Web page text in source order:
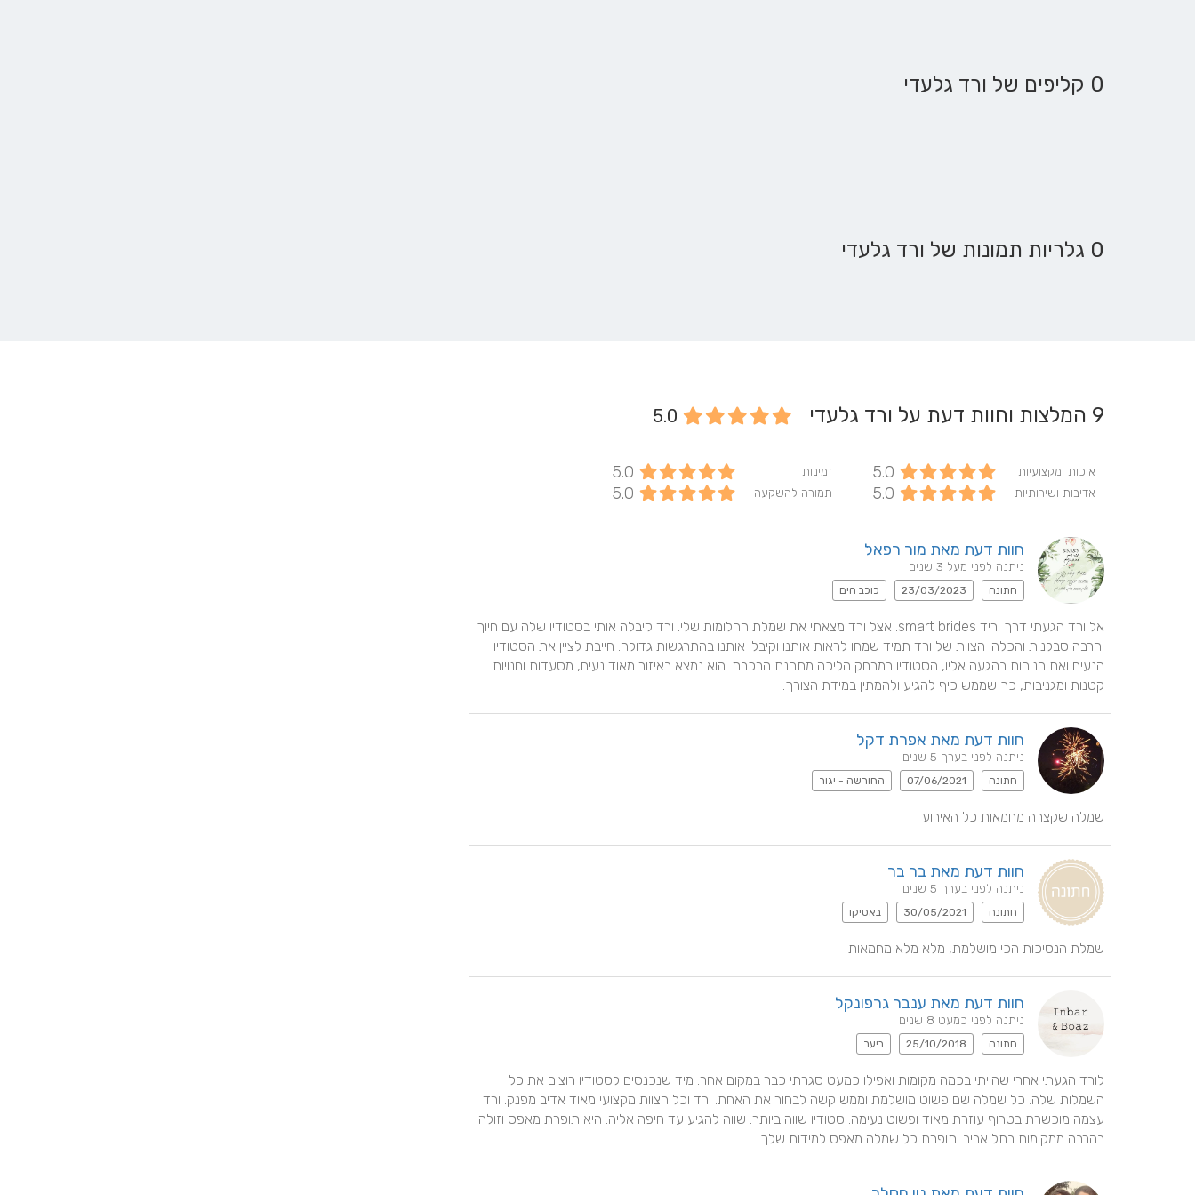
0 קליפים של ורד גלעדי
0 גלריות תמונות של ורד גלעדי
9 המלצות וחוות דעת על ורד גלעדי 5.0
איכות ומקצועיות 5.0 זמינות 5.0
אדיבות ושירותיות 5.0 תמורה להשקעה 5.0
חוות דעת מאת מור רפאל
ניתנה לפני מעל 3 שנים
חתונה 23/03/2023 כוכב הים
קטנות ומגניבות, כך שממש כיף להגיע ולהמתין במידת הצורך.
חוות דעת מאת אפרת דקל
ניתנה לפני בערך 5 שנים
חתונה 07/06/2021 החורשה - יגור
שמלה שקצרה מחמאות כל האירוע
חוות דעת מאת בר בר
ניתנה לפני בערך 5 שנים
חתונה 30/05/2021 באסיקו
שמלת הנסיכות הכי מושלמת, מלא מלא מחמאות
חוות דעת מאת ענבר גרפונקל
ניתנה לפני כמעט 8 שנים
חתונה 25/10/2018 ביער
בהרבה ממקומות בתל אביב ותופרת כל שמלה מאפס למידות שלך.